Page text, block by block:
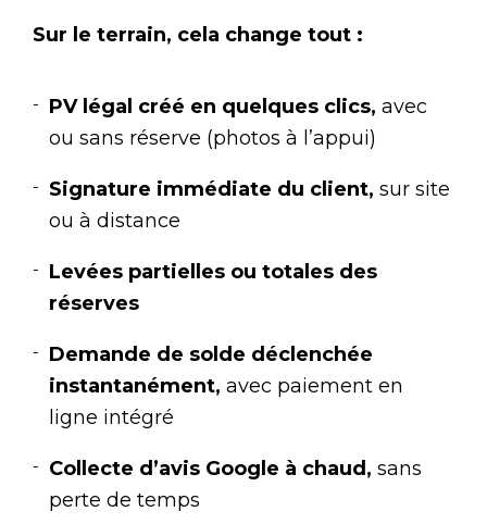
Sur le terrain, cela change tout :
PV légal créé en quelques clics, avec
ou sans réserve (photos à l’appui)
Signature immédiate du client, sur site
ou à distance
Levées partielles ou totales des
réserves
Demande de solde déclenchée
instantanément, avec paiement en
ligne intégré
Collecte d’avis Google à chaud, sans
perte de temps